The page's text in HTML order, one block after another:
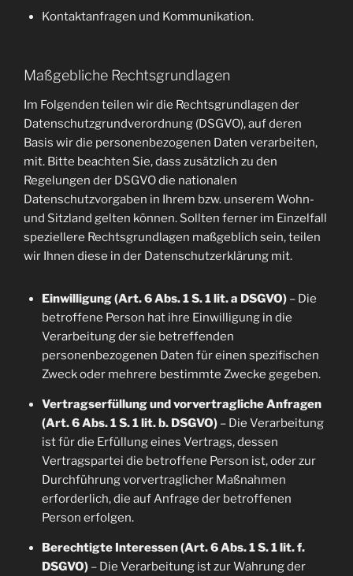
Kontaktanfragen und Kommunikation.
Maßgebliche Rechtsgrundlagen
Im Folgenden teilen wir die Rechtsgrundlagen der
Datenschutzgrundverordnung (DSGVO), auf deren
Basis wir die personenbezogenen Daten verarbeiten,
mit. Bitte beachten Sie, dass zusätzlich zu den
Regelungen der DSGVO die nationalen
Datenschutzvorgaben in Ihrem bzw. unserem Wohn-
und Sitzland gelten können. Sollten ferner im Einzelfall
speziellere Rechtsgrundlagen maßgeblich sein, teilen
wir Ihnen diese in der Datenschutzerklärung mit.
Einwilligung (Art. 6 Abs. 1 S. 1 lit. a DSGVO)– Die
betroffene Person hat ihre Einwilligung in die
Verarbeitung der sie betreffenden
personenbezogenen Daten für einen spezifischen
Zweck oder mehrere bestimmte Zwecke gegeben.
Vertragserfüllung und vorvertragliche Anfragen
(Art. 6 Abs. 1 S. 1 lit. b. DSGVO)– Die Verarbeitung
ist für die Erfüllung eines Vertrags, dessen
Vertragspartei die betroffene Person ist, oder zur
Durchführung vorvertraglicher Maßnahmen
erforderlich, die auf Anfrage der betroffenen
Person erfolgen.
Berechtigte Interessen (Art. 6 Abs. 1 S. 1 lit. f.
DSGVO)– Die Verarbeitung ist zur Wahrung der